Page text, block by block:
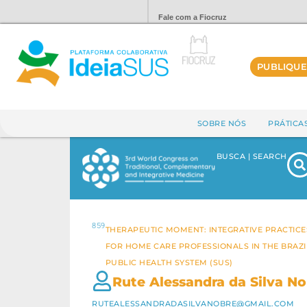
Fale com a Fiocruz
SOBRE NÓS
BUSCA | SEARCH
859THERAPEUTIC MOMENT: INTEGRATIVE
FOR HOME CARE PROFESSIONALS IN THE
PUBLIC HEALTH SYSTEM (SUS)
Rute Alessandra da Silva
RUTEALESSANDRADASILVANOBRE@GMAIL.COM